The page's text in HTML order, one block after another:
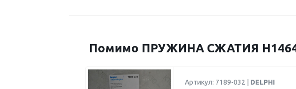
Помимо ПРУЖИНА СЖАТИЯ
Артикул: 7189-032 | DELPHI